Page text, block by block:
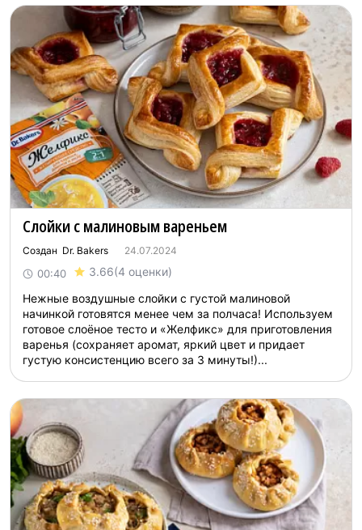
Слойки с малиновым вареньем
Создан Dr. Bakers 24.07.2024
00:40 3.66(4 оценки)
Нежные воздушные слойки с густой малиновой
начинкой готовятся менее чем за полчаса! Используем
готовое слоёное тесто и «Желфикс» для приготовления
варенья (сохраняет аромат, яркий цвет и придает
густую консистенцию всего за 3 минуты!)...